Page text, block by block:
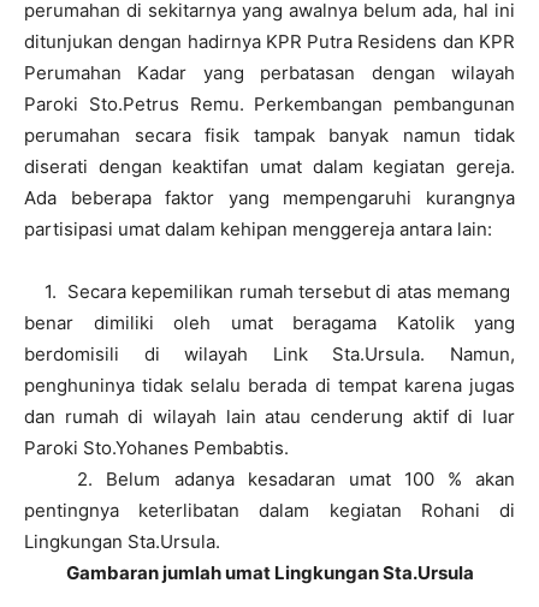
perumahan di sekitarnya yang awalnya belum ada, hal ini
ditunjukan dengan hadirnya KPR Putra Residens dan KPR
Perumahan Kadar yang perbatasan dengan wilayah
Paroki Sto.Petrus Remu. Perkembangan pembangunan
perumahan secara fisik tampak banyak namun tidak
diserati dengan keaktifan umat dalam kegiatan gereja.
Ada beberapa faktor yang mempengaruhi kurangnya
partisipasi umat dalam kehipan menggereja antara lain:
1. Secara kepemilikan rumah tersebut di atas memang
benar dimiliki oleh umat beragama Katolik yang
berdomisili di wilayah Link Sta.Ursula. Namun,
penghuninya tidak selalu berada di tempat karena jugas
dan rumah di wilayah lain atau cenderung aktif di luar
Paroki Sto.Yohanes Pembabtis.
2. Belum adanya kesadaran umat 100 % akan
pentingnya keterlibatan dalam kegiatan Rohani di
Lingkungan Sta.Ursula.
Gambaran jumlah umat Lingkungan Sta.Ursula